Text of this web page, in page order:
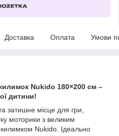
Доставка Оплата Умови
Nukido 180×200 см –
дитини!
затишне місце для гри,
моторики з великим
Nukido. Ідеально